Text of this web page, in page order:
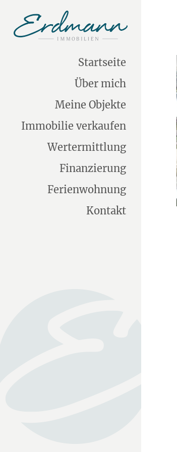
Startseite
Über mich
Meine Objekte
Immobilie verkaufen
Wertermittlung
Finanzierung
Ferienwohnung
Kontakt